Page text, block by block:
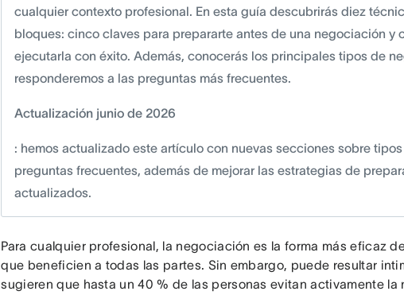
cualquier contexto profesional. En esta guía descubrirás diez
bloques: cinco claves para prepararte antes de una negociación y
ejecutarla con éxito. Además, conocerás los principales tipos de
responderemos a las preguntas más frecuentes.
Actualización junio de 2026
: hemos actualizado este artículo con nuevas secciones sobre
preguntas frecuentes, además de mejorar las estrategias de
actualizados.
Para cualquier profesional, la negociación es la forma más eficaz
que beneficien a todas las partes. Sin embargo, puede resultar
sugieren que hasta un 40 % de las personas evitan activamente la